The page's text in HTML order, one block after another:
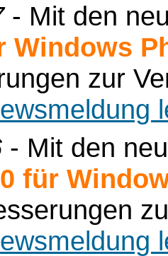
- Mit den
Windows
zur
- Mit den
für